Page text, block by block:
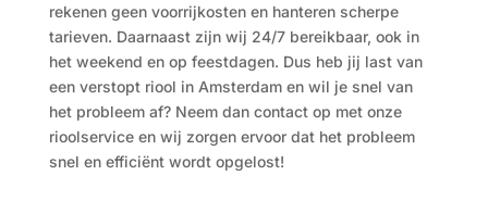
rekenen geen voorrijkosten en hanteren scherpe
tarieven. Daarnaast zijn wij 24/7 bereikbaar, ook in
het weekend en op feestdagen. Dus heb jij last van
een verstopt riool in Amsterdam en wil je snel van
het probleem af? Neem dan contact op met onze
rioolservice en wij zorgen ervoor dat het probleem
snel en efficiënt wordt opgelost!